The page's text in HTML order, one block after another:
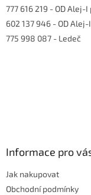
777 616 219 - OD Alej-
602 137 946 - OD
775 998 087 - Ledeč
Informace pro
Jak nakupovat
Obchodní podmínky